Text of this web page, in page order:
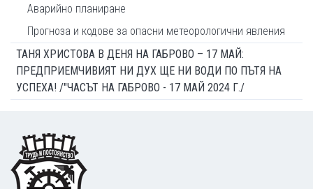
Аварийно планиране
Прогноза и кодове за опасни метеорологични явления
ТАНЯ ХРИСТОВА В ДЕНЯ НА ГАБРОВО – 17 МАЙ:
ПРЕДПРИЕМЧИВИЯТ НИ ДУХ ЩЕ НИ ВОДИ ПО ПЪТЯ НА
УСПЕХА! /"ЧАСЪТ НА ГАБРОВО - 17 МАЙ 2024 Г./
Footer